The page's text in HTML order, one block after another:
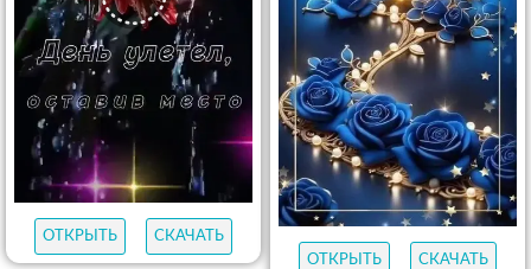
ОТКРЫТЬ
СКАЧАТЬ
ОТКРЫТЬ
СКАЧАТЬ